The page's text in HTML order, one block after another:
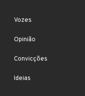
Vozes
Opinião
Convicções
Ideias